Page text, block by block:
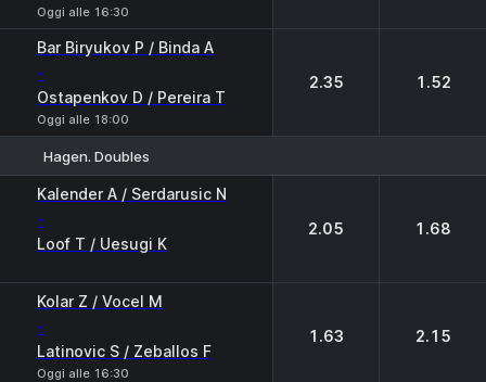
Oggi alle 16:30
Bar Biryukov P / Binda A
-
Ostapenkov D / Pereira T
Oggi alle 18:00
2.35 1.52
Hagen. Doubles
Kalender A / Serdarusic N
-
Loof T / Uesugi K
2.05 1.68
Kolar Z / Vocel M
-
Latinovic S / Zeballos F
Oggi alle 16:30
1.63 2.15